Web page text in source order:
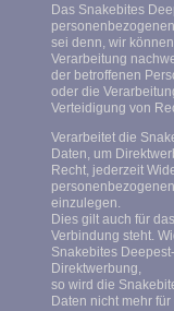
Das Snakebites
sei denn, wir
Verarbeitung
der betroffenen
oder die
Verteidigung von
Verarbeitet die
Daten, um
Recht, jederzeit
einzulegen.
Dies gilt auch für
Verbindung steht.
Snakebites
Direktwerbung,
so wird die
Daten nicht mehr